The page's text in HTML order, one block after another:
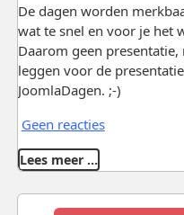
De dagen worden
wat te snel en voor je het
Daarom geen
leggen voor de
JoomlaDagen. ;-)
Geen reacties
Lees meer …